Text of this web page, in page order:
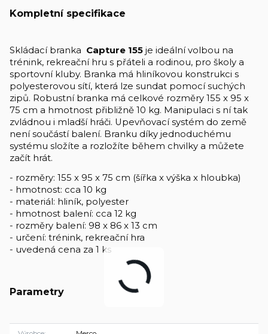
Kompletní specifikace
Skládací branka Capture 155 je ideální volbou na
trénink, rekreační hru s přáteli a rodinou, pro školy a
sportovní kluby. Branka má hliníkovou konstrukci s
polyesterovou sítí, která lze sundat pomocí suchých
zipů. Robustní branka má celkové rozměry 155 x 95 x
75 cm a hmotnost přibližně 10 kg. Manipulaci s ní tak
zvládnou i mladší hráči. Upevňovací systém do země
není součástí balení. Branku díky jednoduchému
systému složíte a rozložíte během chvilky a můžete
začít hrát.
- rozměry: 155 x 95 x 75 cm (šířka x výška x hloubka)
- hmotnost: cca 10 kg
- materiál: hliník, polyester
- hmotnost balení: cca 12 kg
- rozměry balení: 98 x 86 x 13 cm
- určení: trénink, rekreační hra
- uvedená cena za 1 ks
Parametry